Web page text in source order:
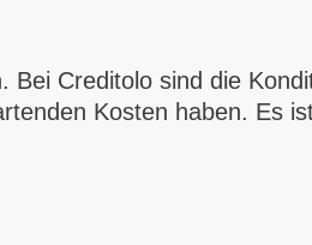
Bei Creditolo sind die
Kosten haben. Es